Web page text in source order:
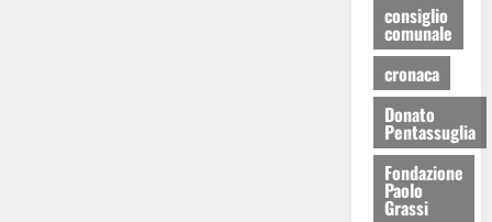
consiglio
comunale
cronaca
Donato
Pentassuglia
Fondazione
Paolo
Grassi